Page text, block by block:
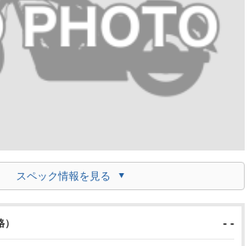
スペック情報を見る
- -